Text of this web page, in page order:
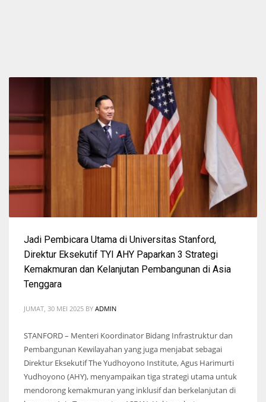
Jadi Pembicara Utama di Universitas Stanford,
Direktur Eksekutif TYI AHY Paparkan 3 Strategi
Kemakmuran dan Kelanjutan Pembangunan di Asia
Tenggara
JUMAT, 30 MEI 2025 BY ADMIN
STANFORD – Menteri Koordinator Bidang Infrastruktur dan
Pembangunan Kewilayahan yang juga menjabat sebagai
Direktur Eksekutif The Yudhoyono Institute, Agus Harimurti
Yudhoyono (AHY), menyampaikan tiga strategi utama untuk
mendorong kemakmuran yang inklusif dan berkelanjutan di